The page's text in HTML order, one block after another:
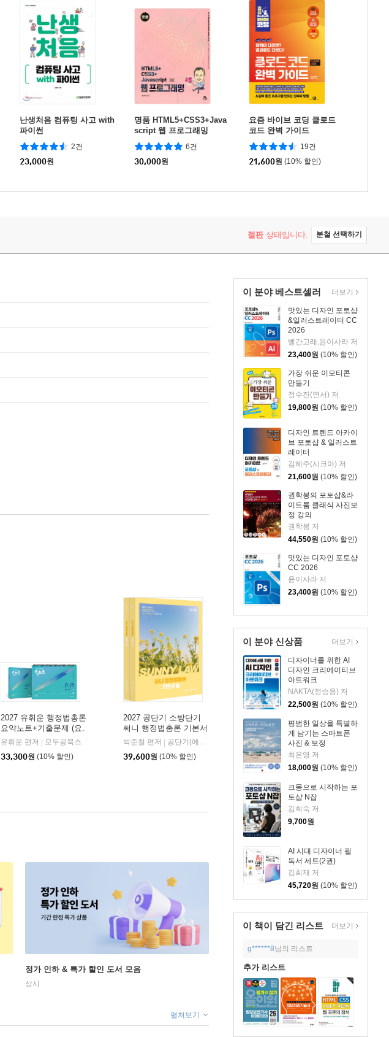
난생처음 컴퓨팅 사고 with
파이썬
2건
23,000원
명품 HTML5+CSS3+Java
script 웹 프로그래밍
6건
30,000원
요즘 바이브 코딩 클로드
코드 완벽 가이드
19건
21,600원 (10% 할인)
절판상태입니다. 분철 선택하기
이 분야 베스트셀러
맛있는 디자인 포토샵
&일러스트레이터 CC
2026
빨간고래,윤이사라 저
23,400원 (10% 할인)
가장 쉬운 이모티콘
만들기
정수진(연서) 저
19,800원 (10% 할인)
디자인 트렌드 아카이
브 포토샵 & 일러스트
레이터
김헤주(시크아) 저
21,600원 (10% 할인)
권학봉의 포토샵&라
이트룸 클래식 사진보
정 강의
권학봉 저
44,550원 (10% 할인)
맛있는 디자인 포토샵
CC 2026
윤이사라 저
23,400원 (10% 할인)
더보기
이 분야 신상품
디자이너를 위한 AI
디자인 크리에이티브
아트워크
NAKTA(정승용) 저
22,500원 (10% 할인)
평범한 일상을 특별하
게 남기는 스마트폰
사진 & 보정
최은영 저
18,000원 (10% 할인)
크몽으로 시작하는 포
토샵 N잡
김희숙 저
9,700원
AI 시대 디자이너 필
독서 세트(2권)
김희재 저
45,720원 (10% 할인)
더보기
이 책이 담긴 리스트 더보기
g******8님의 리스트
추가 리스트
2027 유휘운 행정법총론
요약노트+기출문제 (요.
플.)
유휘운 편저
모두공북스
33,300원 (10% 할인)
2027 공단기 소방단기
써니 행정법총론 기본서
박준철 편저
공단기(에스티유니타스)
39,600원 (10% 할인)
정가 인하 & 특가 할인 도서 모음
상시
펼쳐보기